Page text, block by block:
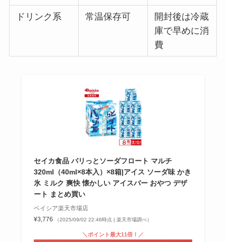
ドリンク系 常温保存可
開封後は冷蔵
庫で早めに消
費
セイカ食品 バリっとソーダフロート マルチ
320ml（40ml×8本入）×8箱|アイス ソーダ味 かき
氷 ミルク 爽快 懐かしい アイスバー おやつ デザ
ート まとめ買い
ベイシア楽天市場店
¥3,776
（2025/09/02 22:46時点 | 楽天市場調べ）
＼ポイント最大11倍！／